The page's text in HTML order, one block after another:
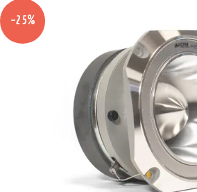
Kanske någon av dessa
dig?
-25%